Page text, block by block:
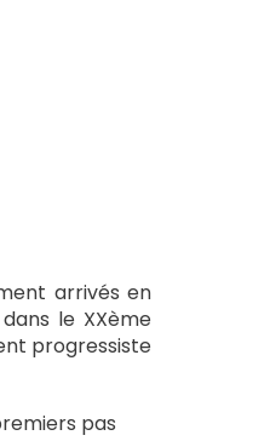
arrivés en
le XXème
progressiste
pas